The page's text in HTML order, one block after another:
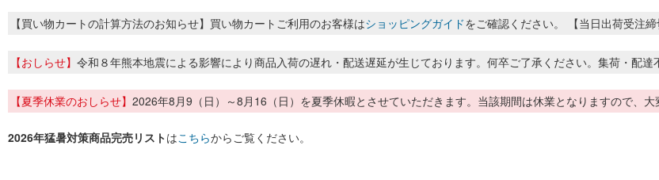
【買い物カートの計算方法のお知らせ】買い物カートご利用のお客様はショッピングガイドをご確認ください。 【当日出荷受注
【おしらせ】 令和８年熊本地震による影響により商品入荷の遅れ・配送遅延が生じております。何卒ご了承ください。集荷・配達
【夏季休業のおしらせ】 2026年8月9（日）～8月16（日）を夏季休暇とさせていただきます。当該期間は休業となりますので、
2026年猛暑対策商品完売リストはこちらからご覧ください。